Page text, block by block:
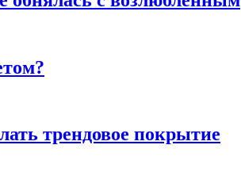
трендовое покрытие